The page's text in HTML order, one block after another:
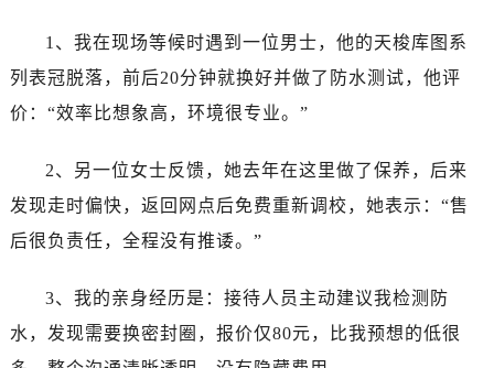
1、我在现场等候时遇到一位男士，他的天梭库图系
列表冠脱落，前后20分钟就换好并做了防水测试，他评
价：“效率比想象高，环境很专业。”
2、另一位女士反馈，她去年在这里做了保养，后来
发现走时偏快，返回网点后免费重新调校，她表示：“售
后很负责任，全程没有推诿。”
3、我的亲身经历是：接待人员主动建议我检测防
水，发现需要换密封圈，报价仅80元，比我预想的低很